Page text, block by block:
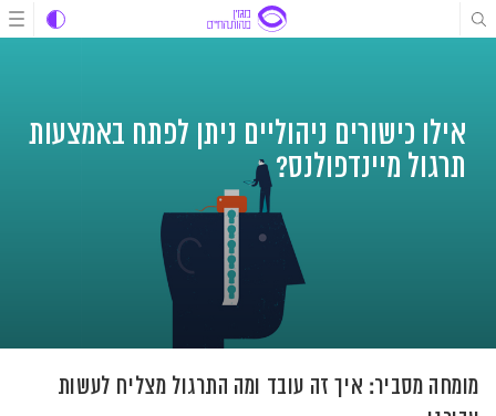
דלג
לתוכן
דלג
דלג
אילו כישורים ניהוליים ניתן לפתח באמצעות
תרגול מיינדפולנס?
מומחה מסביר: איך זה עובד ומה התרגול מצליח לעשות